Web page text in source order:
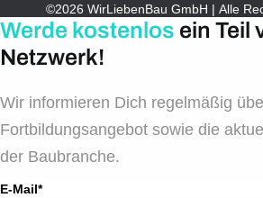
©2026 WirLiebenBau GmbH | Alle
Werde kostenlos ein Teil
Netzwerk!
Wir informieren Dich regelmäßig
Fortbildungsangebot sowie die
der Baubranche.
E-Mail*